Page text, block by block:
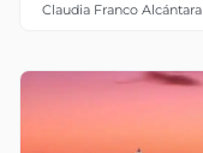
Claudia Franco Alcántara